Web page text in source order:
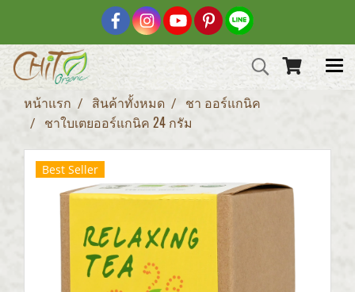
หน้าแรก สินค้าทั้งหมด
ชา ออร์แกนิค
ชาใบเตยออร์แกนิค 24 กรัม
Best Seller